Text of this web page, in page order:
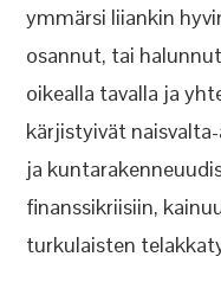
ymmärsi liiankin
osannut, tai
oikealla tavalla ja
kärjistyivät
ja
finanssikriisiin,
turkulaisten